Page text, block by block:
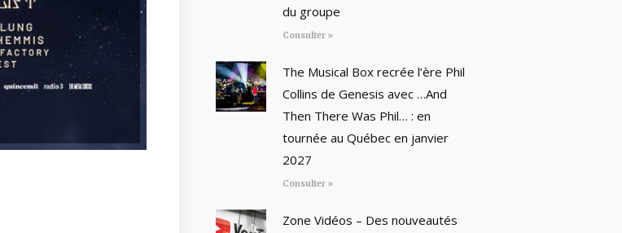
du groupe
Consulter »
The Musical Box recrée l’ère Phil
Collins de Genesis avec …And
Then There Was Phil… : en
tournée au Québec en janvier
2027
Consulter »
Zone Vidéos – Des nouveautés